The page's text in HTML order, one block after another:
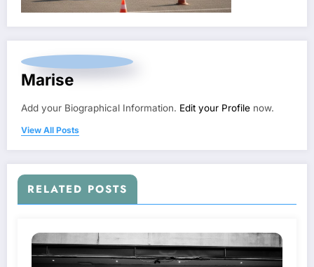
Marise
Add your Biographical Information. Edit your Profile now.
View All Posts
RELATED POSTS